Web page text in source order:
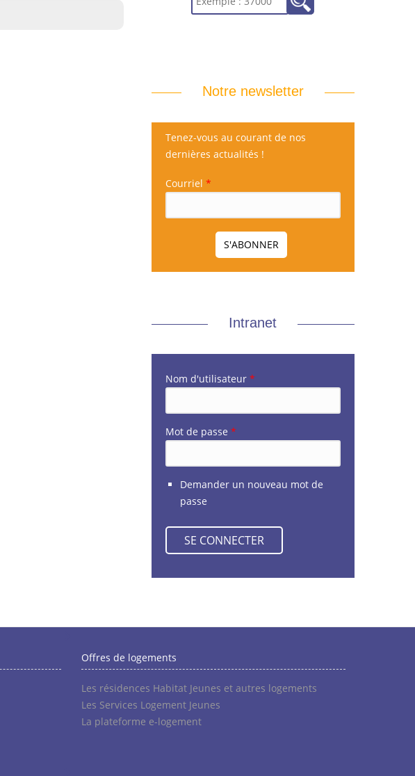
Notre newsletter
Tenez-vous au courant de nos
dernières actualités !
Courriel *
Intranet
Nom d'utilisateur *
Mot de passe *
Demander un nouveau mot de
passe
Offres de logements
Les résidences Habitat Jeunes et autres logements
Les Services Logement Jeunes
La plateforme e-logement